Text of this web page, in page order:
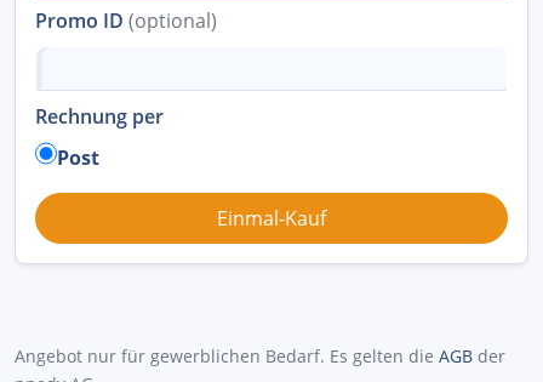
Promo ID (optional)
Rechnung per
Post
Angebot nur für gewerblichen Bedarf. Es gelten die AGB der